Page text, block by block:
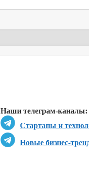
Наши телеграм-каналы:
Стартапы и
Новые бизнес-